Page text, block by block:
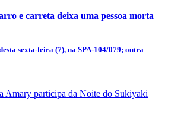
e carreta deixa uma pessoa morta
sexta-feira (7), na SPA-104/079; outra